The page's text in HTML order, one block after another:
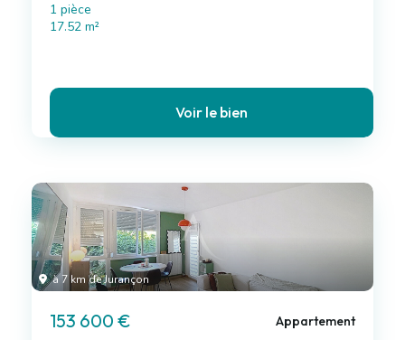
1 pièce
17.52 m²
Voir le bien
à 7 km de Jurançon
153 600 € Appartement